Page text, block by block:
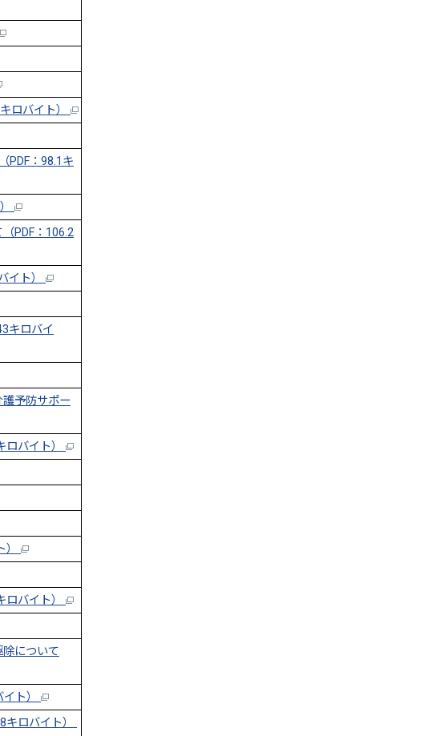
ロバイト）
PDF：98.1キ
PDF：106.2
イト）
キロバイ
予防サポー
ロバイト）
）
ロバイト）
について
ト）
キロバイト）